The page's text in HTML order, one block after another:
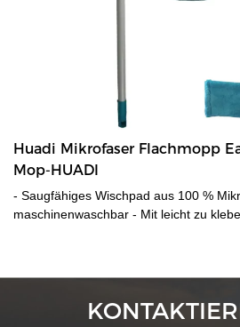
Huadi Mikrofaser Flachmopp
Mop-HUADI
- Saugfähiges Wischpad aus 100 %
maschinenwaschbar - Mit leicht zu